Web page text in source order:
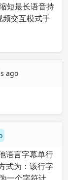
短最长语音持
频交互模式手
ago
语言字幕单行
式为：该行字